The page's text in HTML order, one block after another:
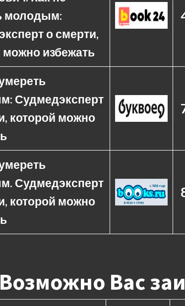
молодым:
о смерти,
можно избежать
Судмедэксперт
которой можно
Судмедэксперт
которой можно
Возможно Вас